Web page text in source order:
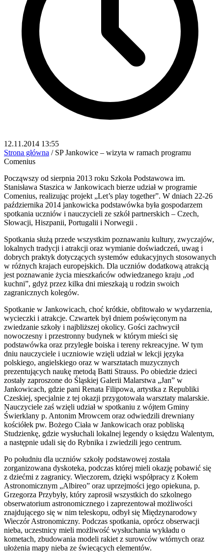
12.11.2014 13:55
Strona główna / SP Jankowice – wizyta w ramach programu
Comenius
Począwszy od sierpnia 2013 roku Szkoła Podstawowa im.
Stanisława Staszica w Jankowicach bierze udział w programie
Comenius, realizując projekt „Let’s play together”. W dniach 22-26
października 2014 jankowicka podstawówka była gospodarzem
spotkania uczniów i nauczycieli ze szkół partnerskich – Czech,
Słowacji, Hiszpanii, Portugalii i Norwegii .
Spotkania służą przede wszystkim poznawaniu kultury, zwyczajów,
lokalnych tradycji i atrakcji oraz wymianie doświadczeń, uwag i
dobrych praktyk dotyczących systemów edukacyjnych stosowanych
w różnych krajach europejskich. Dla uczniów dodatkową atrakcją
jest poznawanie życia mieszkańców odwiedzanego kraju „od
kuchni”, gdyż przez kilka dni mieszkają u rodzin swoich
zagranicznych kolegów.
Spotkanie w Jankowicach, choć krótkie, obfitowało w wydarzenia,
wycieczki i atrakcje. Czwartek był dniem poświęconym na
zwiedzanie szkoły i najbliższej okolicy. Gości zachwycił
nowoczesny i przestronny budynek w którym mieści się
podstawówka oraz przyległe boiska i tereny rekreacyjne. W tym
dniu nauczyciele i uczniowie wzięli udział w lekcji języka
polskiego, angielskiego oraz w warsztatach muzycznych
prezentujących naukę metodą Batti Strauss. Po obiedzie dzieci
zostały zaproszone do Śląskiej Galerii Malarstwa „Jan” w
Jankowicach, gdzie pani Renata Filipowa, artystka z Republiki
Czeskiej, specjalnie z tej okazji przygotowała warsztaty malarskie.
Nauczyciele zaś wzięli udział w spotkaniu z wójtem Gminy
Świerklany p. Antonim Mrowcem oraz odwiedzili drewniany
kościółek pw. Bożego Ciała w Jankowicach oraz pobliską
Studzienkę, gdzie wysłuchali lokalnej legendy o księdzu Walentym,
a następnie udali się do Rybnika i zwiedzili jego centrum.
Po południu dla uczniów szkoły podstawowej została
zorganizowana dyskoteka, podczas której mieli okazję pobawić się
z dziećmi z zagranicy. Wieczorem, dzięki współpracy z Kołem
Astronomicznym „Albireo” oraz uprzejmości jego opiekuna, p.
Grzegorza Przybyły, który zaprosił wszystkich do szkolnego
obserwatorium astronomicznego i zaprezentował możliwości
znajdującego się w nim teleskopu, odbył się Międzynarodowy
Wieczór Astronomiczny. Podczas spotkania, oprócz obserwacji
nieba, uczestnicy mieli możliwość wysłuchania wykładu o
kometach, zbudowania modeli rakiet z surowców wtórnych oraz
ułożenia mapy nieba ze świecących elementów.